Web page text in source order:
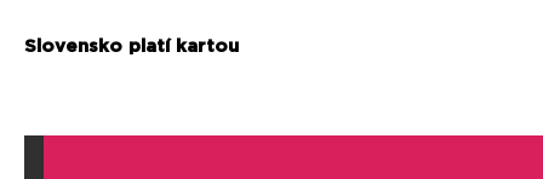
Slovensko platí kartou